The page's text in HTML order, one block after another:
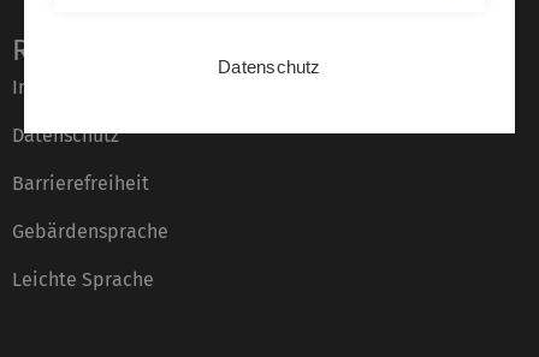
Rechtliche Hinweise
Impressum
Datenschutz
Barrierefreiheit
Gebärdensprache
Leichte Sprache
Datenschutz